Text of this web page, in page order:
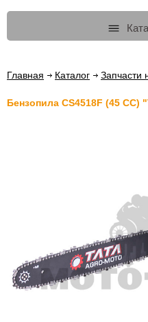
Главная Каталог Запчасти
Бензопила CS4518F (45 СС)